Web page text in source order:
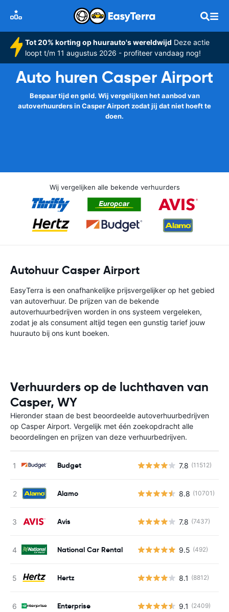
Tot 20% korting op huurauto's wereldwijd Deze actie
loopt t/m 11 augustus 2026 - profiteer vandaag nog!
Auto huren Casper Airport
Bespaar tijd en geld. Wij vergelijken het aanbod van
autoverhuurders in Casper Airport zodat jij dat niet hoeft te
doen.
Wij vergelijken alle bekende verhuurders
Autohuur Casper Airport
EasyTerra is een onafhankelijke prijsvergelijker op het gebied
van autoverhuur. De prijzen van de bekende
autoverhuurbedrijven worden in ons systeem vergeleken,
zodat je als consument altijd tegen een gunstig tarief jouw
huurauto bij ons kunt boeken.
Verhuurders op de luchthaven van
Casper, WY
Hieronder staan de best beoordeelde autoverhuurbedrijven
op Casper Airport. Vergelijk met één zoekopdracht alle
beoordelingen en prijzen van deze verhuurbedrijven.
Budget 7.8 (11512)
Alamo 8.8 (10701)
Avis 7.8 (7437)
National Car Rental 9.5 (492)
Hertz 8.1 (8812)
Enterprise 9.1 (2409)